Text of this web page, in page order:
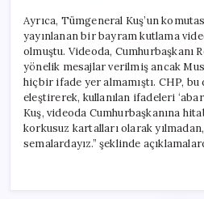
Ayrıca, Tümgeneral Kuş’un
yayınlanan bir bayram kutlama
olmuştu. Videoda, Cumhurbaşkanı
yönelik mesajlar verilmiş ancak
hiçbir ifade yer almamıştı. CHP,
eleştirerek, kullanılan ifadeleri
Kuş, videoda Cumhurbaşkanına
korkusuz kartalları olarak
semalardayız.” şeklinde